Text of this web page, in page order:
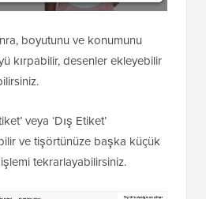
boyutunu ve konumunu
kırpabilir, desenler ekleyebilir
veya ‘Dış Etiket’
ve tişörtünüze başka küçük
tekrarlayabilirsiniz.